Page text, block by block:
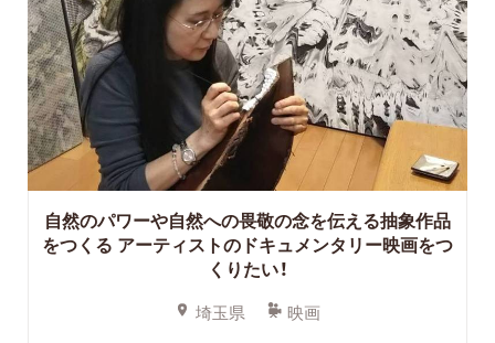
自然のパワーや自然への畏敬の念を伝える抽象作品
をつくる アーティストのドキュメンタリー映画をつ
くりたい！
埼玉県 映画